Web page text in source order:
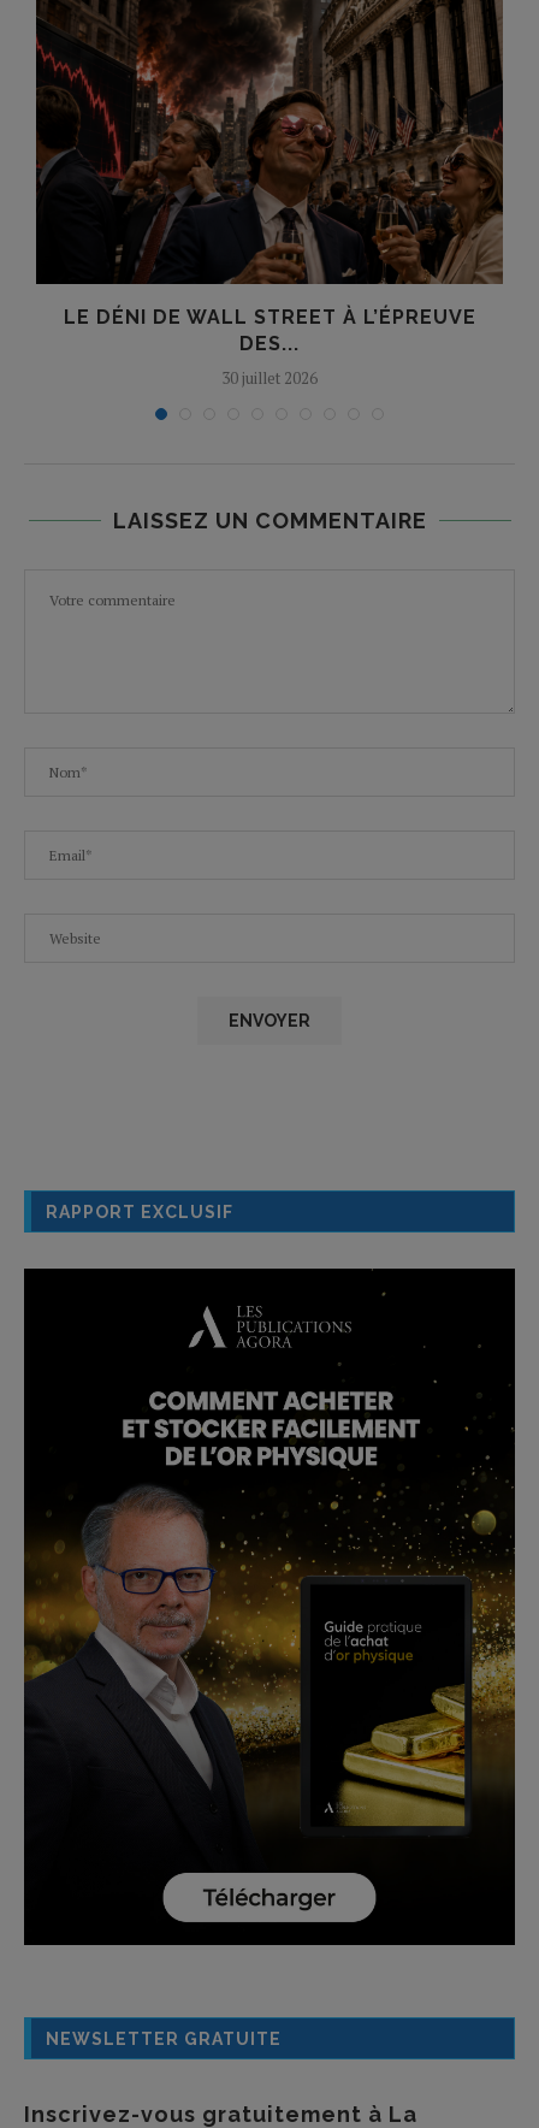
LE DÉNI DE WALL STREET À L’ÉPREUVE
DES...
30 juillet 2026
LAISSEZ UN COMMENTAIRE
RAPPORT EXCLUSIF
NEWSLETTER GRATUITE
Inscrivez-vous gratuitement à La